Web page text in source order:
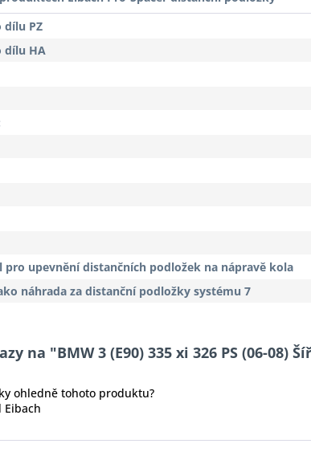
dílu PZ
dílu HA
upevnění distančních podložek na nápravě kola
náhrada za distanční podložky systému 7
na "BMW 3 (E90) 335 xi 326 PS (06-08)
ohledně tohoto produktu?
Eibach